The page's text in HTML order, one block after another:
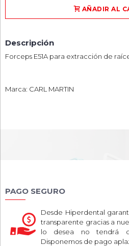
AÑADIR AL
Descripción
Forceps E51A para extracción de
Marca: CARL MARTIN
PAGO SEGURO
Desde Hiperdental
transparente gracias a
lo desea no tendrá
Disponemos de pago